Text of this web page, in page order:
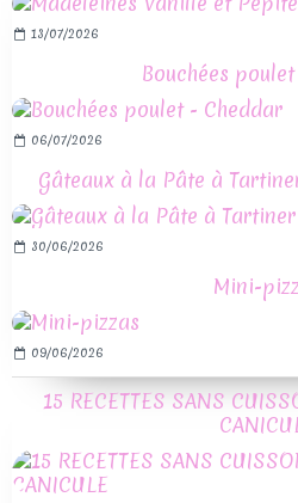
13/07/2026
Bouchées
06/07/2026
Gâteaux à la Pâte à
30/06/2026
Mini-
09/06/2026
15 RECETTES SANS